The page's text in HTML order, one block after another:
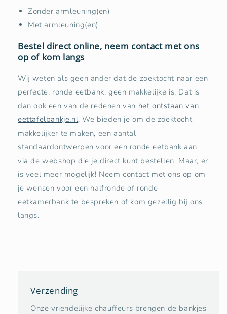
Zonder armleuning(en)
Met armleuning(en)
Bestel direct online, neem contact met ons
op of kom langs
Wij weten als geen ander dat de zoektocht naar een
perfecte, ronde eetbank, geen makkelijke is. Dat is
dan ook een van de redenen van het ontstaan van
eettafelbankje.nl. We bieden je om de zoektocht
makkelijker te maken, een aantal
standaardontwerpen voor een ronde eetbank aan
via de webshop die je direct kunt bestellen. Maar, er
is veel meer mogelijk! Neem contact met ons op om
je wensen voor een halfronde of ronde
eetkamerbank te bespreken of kom gezellig bij ons
langs.
Verzending
Onze vriendelijke chauffeurs brengen de bankjes